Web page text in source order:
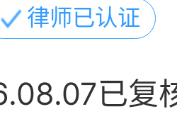
律师已认证
已复